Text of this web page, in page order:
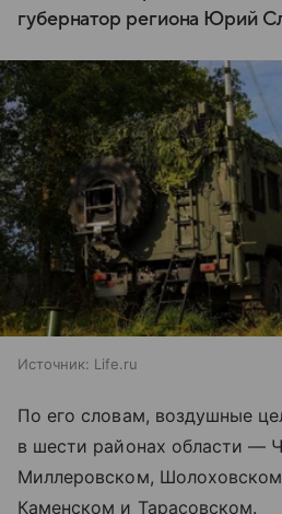
губернатор региона Юрий
Источник: Life.ru
По его словам, воздушные
в шести районах области —
Миллеровском,
Каменском и Тарасовском.